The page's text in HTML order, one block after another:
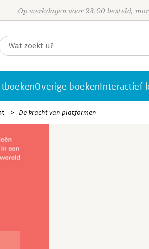
Op werkdagen voor 23:00 besteld,
Overige boekenInteractief
De kracht van platformen